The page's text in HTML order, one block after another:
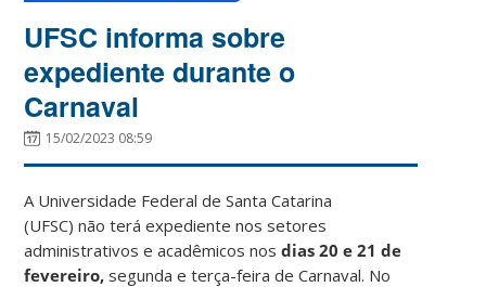
UFSC informa sobre
expediente durante o
Carnaval
15/02/2023 08:59
A Universidade Federal de Santa Catarina
(UFSC) não terá expediente nos setores
administrativos e acadêmicos nosdias 20 e 21 de
fevereiro, segunda e terça-feira de Carnaval. No